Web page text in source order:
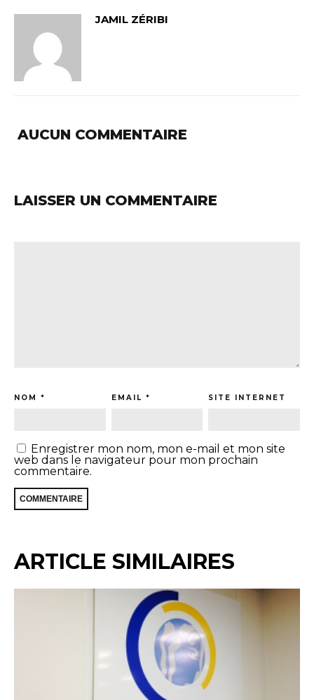
JAMIL ZÉRIBI
AUCUN COMMENTAIRE
LAISSER UN COMMENTAIRE
NOM * EMAIL * SITE INTERNET
Enregistrer mon nom, mon e-mail et mon site
web dans le navigateur pour mon prochain
commentaire.
ARTICLE SIMILAIRES